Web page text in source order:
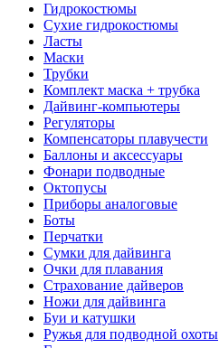
Гидрокостюмы
Сухие гидрокостюмы
Ласты
Маски
Трубки
Комплект маска + трубка
Дайвинг-компьютеры
Регуляторы
Компенсаторы плавучести
Баллоны и аксессуары
Фонари подводные
Октопусы
Приборы аналоговые
Боты
Перчатки
Сумки для дайвинга
Очки для плавания
Страхование дайверов
Ножи для дайвинга
Буи и катушки
Ружья для подводной охоты